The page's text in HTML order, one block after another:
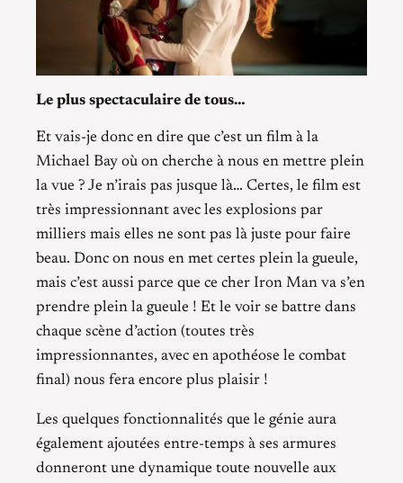
Le plus spectaculaire de tous…
Et vais-je donc en dire que c’est un film à la
Michael Bay où on cherche à nous en mettre plein
la vue ? Je n’irais pas jusque là… Certes, le film est
très impressionnant avec les explosions par
milliers mais elles ne sont pas là juste pour faire
beau. Donc on nous en met certes plein la gueule,
mais c’est aussi parce que ce cher Iron Man va s’en
prendre plein la gueule ! Et le voir se battre dans
chaque scène d’action (toutes très
impressionnantes, avec en apothéose le combat
final) nous fera encore plus plaisir !
Les quelques fonctionnalités que le génie aura
également ajoutées entre-temps à ses armures
donneront une dynamique toute nouvelle aux